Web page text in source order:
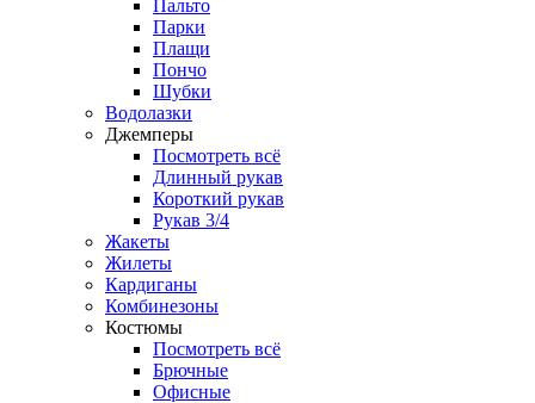
Пальто
Парки
Плащи
Пончо
Шубки
Водолазки
Джемперы
Посмотреть всё
Длинный рукав
Короткий рукав
Рукав 3/4
Жакеты
Жилеты
Кардиганы
Комбинезоны
Костюмы
Посмотреть всё
Брючные
Офисные